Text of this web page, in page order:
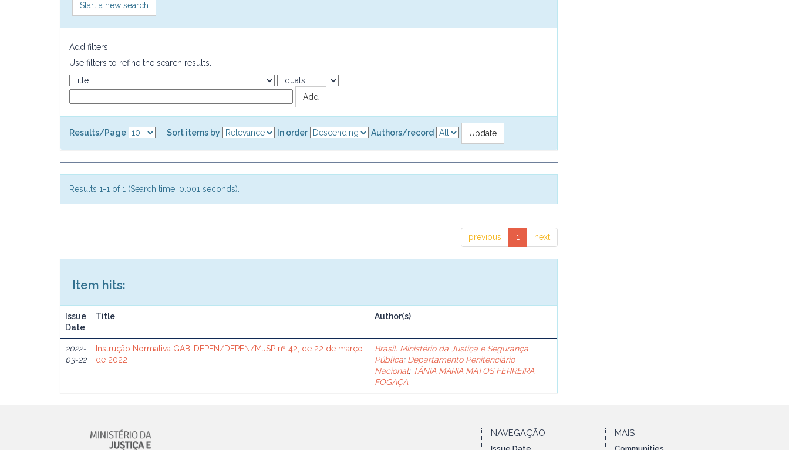
Start a new search
Add filters:
Use filters to refine the search results.
Results/Page Sort items by In order Authors/record
Results 1-1 of 1 (Search time: 0.001 seconds).
previous 1 next
Item hits:
Issue
Date
Title Author(s)
2022-
03-22
Instrução Normativa GAB-DEPEN/DEPEN/MJSP nº 42, de 22 de março
de 2022
Brasil. Ministério da Justiça e Segurança
Pública; Departamento Penitenciário
Nacional; TÂNIA MARIA MATOS FERREIRA
FOGAÇA
NAVEGAÇÃO MAIS